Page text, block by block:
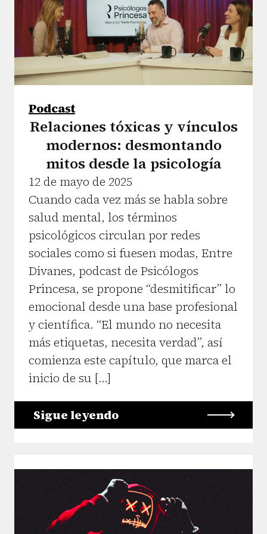
Podcast
Relaciones tóxicas y vínculos
modernos: desmontando
mitos desde la psicología
12 de mayo de 2025
Cuando cada vez más se habla sobre
salud mental, los términos
psicológicos circulan por redes
sociales como si fuesen modas, Entre
Divanes, podcast de Psicólogos
Princesa, se propone “desmitificar” lo
emocional desde una base profesional
y científica. “El mundo no necesita
más etiquetas, necesita verdad”, así
comienza este capítulo, que marca el
inicio de su […]
Sigue leyendo